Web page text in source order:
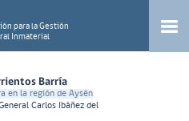
para la Gestión
Inmaterial
Barría
en la región de Aysén
Carlos Ibáñez del